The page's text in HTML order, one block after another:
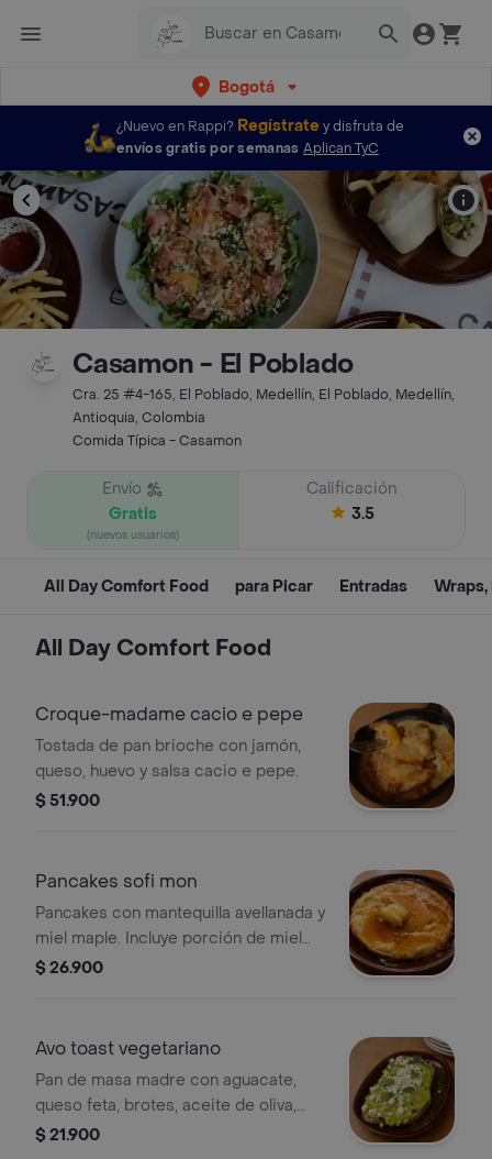
Bogotá
¿Nuevo en Rappi? Regístratey disfruta de
envíos gratis por semanas Aplican TyC
Casamon - El Poblado
Cra. 25 #4-165, El Poblado, Medellín, El Poblado, Medellín,
Antioquia, Colombia
Comida Típica - Casamon
Envío
Gratis
(nuevos usuarios)
Calificación
3.5
All Day Comfort Food para Picar Entradas Wraps,
All Day Comfort Food
Croque-madame cacio e pepe
Tostada de pan brioche con jamón,
queso, huevo y salsa cacio e pepe.
$ 51.900
Pancakes sofi mon
Pancakes con mantequilla avellanada y
miel maple. Incluye porción de miel
aparte.
$ 26.900
Avo toast vegetariano
Pan de masa madre con aguacate,
queso feta, brotes, aceite de oliva,
pepperoncino, limón y sal.
$ 21.900